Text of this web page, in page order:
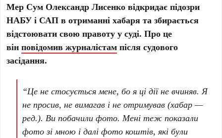
Мер Сум Олександр Лисенко відкридає підозри
НАБУ і САП в отриманні хабаря та збирається
відстоювати свою правоту у суді. Про це
вінповідомив журналістам після судового
засідання.
“Це не стосується мене, бо я ці дії не вчиняв. Я
не просив, не вимагав і не отримував (хабар —
ред.). Ви побачили фото. Мені теж показали
фото зі мною і далі фото коштів, які були